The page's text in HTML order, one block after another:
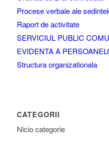
Procese verbale ale
Raport de activitate
SERVICIUL PUBLIC
EVIDENTA A
Structura organizationala
CATEGORII
Nicio categorie